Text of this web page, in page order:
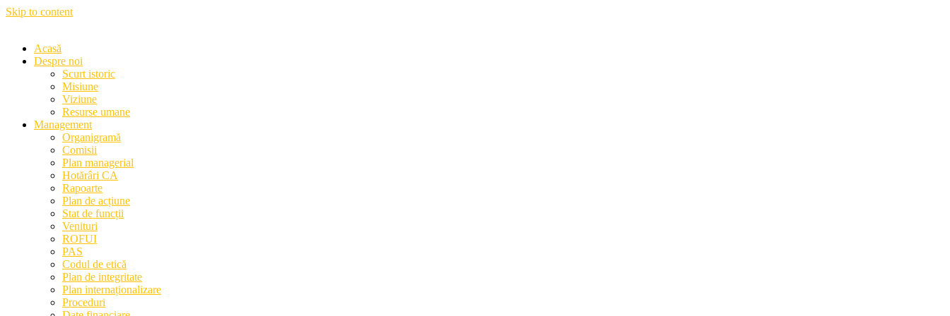
Skip to content
Acasă
Despre noi
Scurt istoric
Misiune
Viziune
Resurse umane
Management
Organigramă
Comisii
Plan managerial
Hotărâri CA
Rapoarte
Plan de acțiune
Stat de funcții
Venituri
ROFUI
PAS
Codul de etică
Plan de integritate
Plan internaționalizare
Proceduri